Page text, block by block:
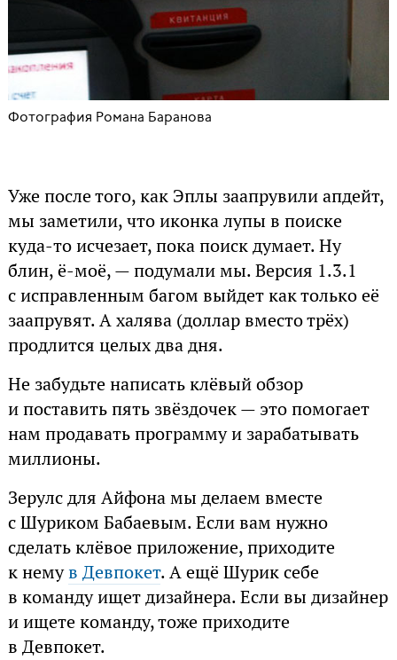
Фотография Романа Баранова
Уже после того, как Эплы заапрувили апдейт,
мы заметили, что иконка лупы в поиске
куда-то исчезает, пока поиск думает. Ну
блин, ё-моё, — подумали мы. Версия 1.3.1
с исправленным багом выйдет как только её
заапрувят. А халява (доллар вместо трёх)
продлится целых два дня.
Не забудьте написать клёвый обзор
и поставить пять звёздочек — это помогает
нам продавать программу и зарабатывать
миллионы.
Зерулс для Айфона мы делаем вместе
с Шуриком Бабаевым. Если вам нужно
сделать клёвое приложение, приходите
к немув Девпокет. А ещё Шурик себе
в команду ищет дизайнера. Если вы дизайнер
и ищете команду, тоже приходите
в Девпокет.